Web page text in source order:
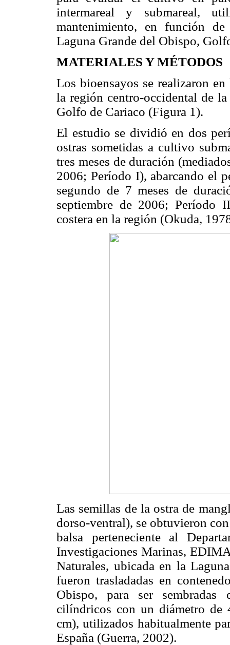
intermareal y submareal,
mantenimiento, en función
Laguna Grande del Obispo,
MATERIALES Y MÉTODOS
Los bioensayos se realizaron
la región centro-occidental de
Golfo de Cariaco (Figura 1).
El estudio se dividió en dos
ostras sometidas a cultivo
tres meses de duración
2006; Período I), abarcando el
segundo de 7 meses de
septiembre de 2006; Período
costera en la región (Okuda,
Las semillas de la ostra de
dorso-ventral), se obtuvieron
balsa perteneciente al
Investigaciones Marinas,
Naturales, ubicada en la
fueron trasladadas en
Obispo, para ser sembradas
cilíndricos con un diámetro
cm), utilizados habitualmente
España (Guerra, 2002).